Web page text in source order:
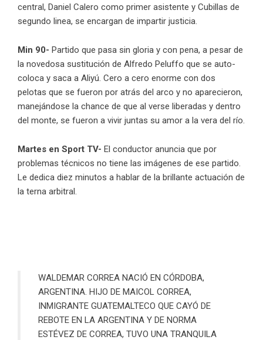
central, Daniel Calero como primer asistente y Cubillas de
segundo linea, se encargan de impartir justicia.
Min 90- Partido que pasa sin gloria y con pena, a pesar de
la novedosa sustitución de Alfredo Peluffo que se auto-
coloca y saca a Aliyú. Cero a cero enorme con dos
pelotas que se fueron por atrás del arco y no aparecieron,
manejándose la chance de que al verse liberadas y dentro
del monte, se fueron a vivir juntas su amor a la vera del río.
Martes en Sport TV- El conductor anuncia que por
problemas técnicos no tiene las imágenes de ese partido.
Le dedica diez minutos a hablar de la brillante actuación de
la terna arbitral.
WALDEMAR CORREA NACIÓ EN CÓRDOBA,
ARGENTINA. HIJO DE MAICOL CORREA,
INMIGRANTE GUATEMALTECO QUE CAYÓ DE
REBOTE EN LA ARGENTINA Y DE NORMA
ESTÉVEZ DE CORREA, TUVO UNA TRANQUILA